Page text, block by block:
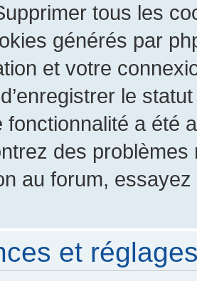
tous les
générés par
et votre
le
fonctionnalité a été
des
au forum,
et